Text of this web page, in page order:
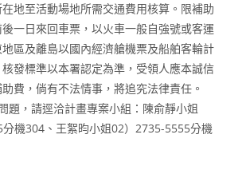
地至活動場地所需交通費用核算。限補助
一日來回車票，以火車一般自強號或客運
區及離島以國內經濟艙機票及船舶客輪計
發標準以本署認定為準，受領人應本誠信
費，倘有不法情事，將追究法律責任。
題，請逕洽計畫專案小組：陳俞靜小姐
分機304、王絮昀小姐02）2735-5555分機